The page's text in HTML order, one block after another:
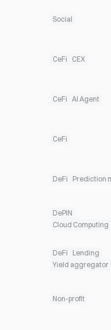
Social
CeFi CEX
CeFi AI Agent
CeFi
DeFi Prediction
DePIN
Cloud Computing
DeFi
Lending
Yield aggregator
Non-profit